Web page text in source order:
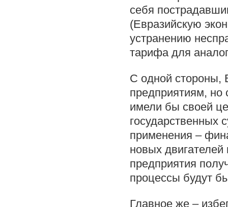
себя
(Евразийскую
устранению
тарифа для
С одной стороны,
предприятиям, но
имели бы своей
государственных
применения –
новых
предприятия
процессы будут
Главное же –